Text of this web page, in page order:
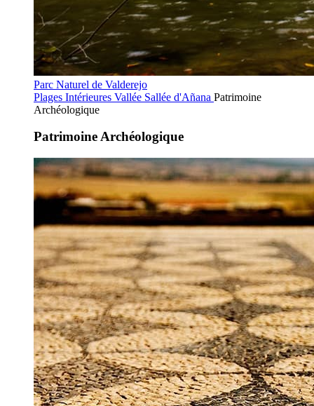
Parc Naturel de Valderejo
Plages Intérieures Vallée Sallée d'Añana Patrimoine
Archéologique
Patrimoine Archéologique